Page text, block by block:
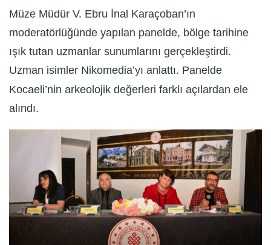
Müze Müdür V. Ebru İnal Karaçoban’ın
moderatörlüğünde yapılan panelde, bölge tarihine
ışık tutan uzmanlar sunumlarını gerçekleştirdi.
Uzman isimler Nikomedia’yı anlattı. Panelde
Kocaeli’nin arkeolojik değerleri farklı açılardan ele
alındı.